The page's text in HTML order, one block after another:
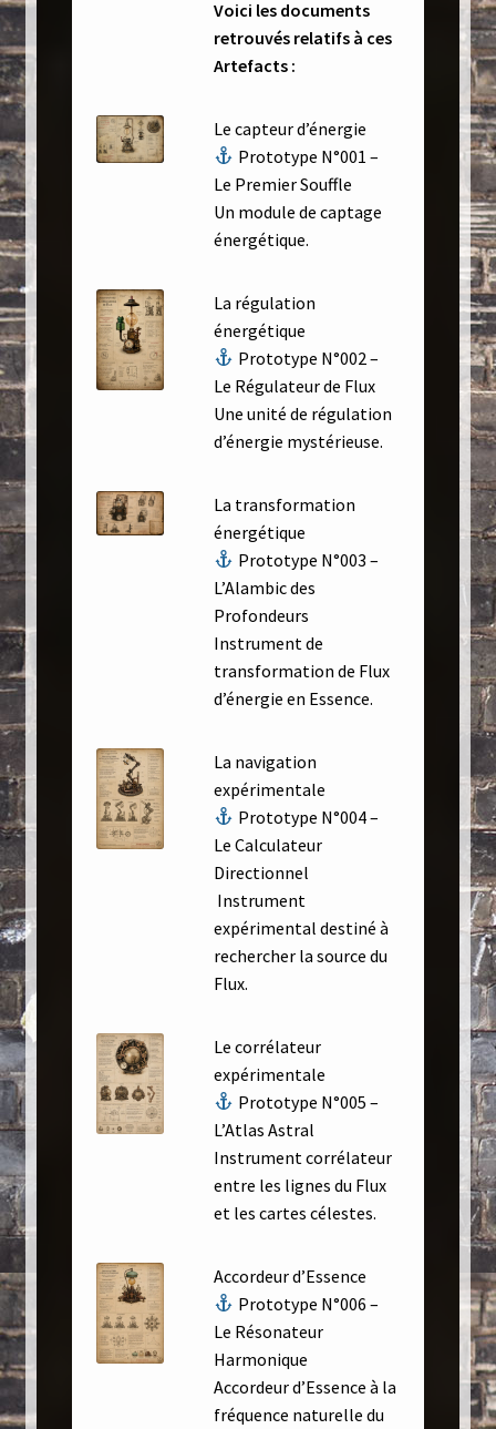
Voici les documents
retrouvés relatifs à ces
Artefacts :
Le capteur d’énergie
Prototype N°001 –
Le Premier Souffle
Un module de captage
énergétique.
La régulation
énergétique
Prototype N°002 –
Le Régulateur de Flux
Une unité de régulation
d’énergie mystérieuse.
La transformation
énergétique
Prototype N°003 –
L’Alambic des
Profondeurs
Instrument de
transformation de Flux
d’énergie en Essence.
La navigation
expérimentale
Prototype N°004 –
Le Calculateur
Directionnel
Instrument
expérimental destiné à
rechercher la source du
Flux.
Le corrélateur
expérimentale
Prototype N°005 –
L’Atlas Astral
Instrument corrélateur
entre les lignes du Flux
et les cartes célestes.
Accordeur d’Essence
Prototype N°006 –
Le Résonateur
Harmonique
Accordeur d’Essence à la
fréquence naturelle du